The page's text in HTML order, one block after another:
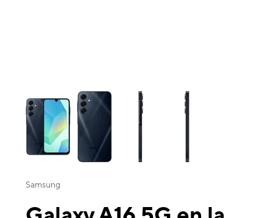
This carousel contains a column of small thumbnails. Selecting a
Samsung